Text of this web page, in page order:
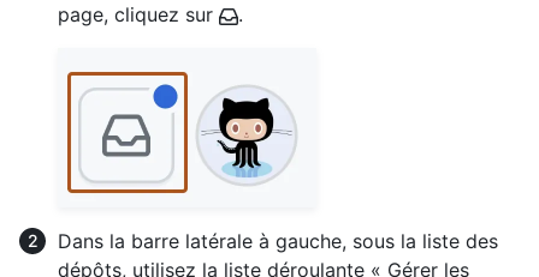
page, cliquez sur
.
Dans la barre latérale à gauche, sous la liste des
dépôts, utilisez la liste déroulante « Gérer les